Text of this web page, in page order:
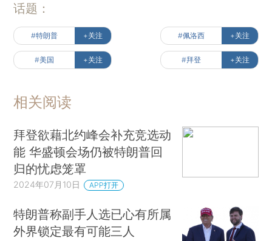
话题：
#特朗普 +关注 #佩洛西 +关注
#美国 +关注 #拜登 +关注
相关阅读
拜登欲藉北约峰会补充竞选动
能 华盛顿会场仍被特朗普回
归的忧虑笼罩
2024年07月10日 APP打开
特朗普称副手人选已心有所属
外界锁定最有可能三人